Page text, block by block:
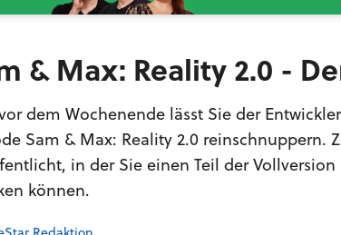
& Max: Reality 2.0 -
dem Wochenende lässt Sie der
Sam & Max: Reality 2.0 reinschnuppern.
in der Sie einen Teil der
können.